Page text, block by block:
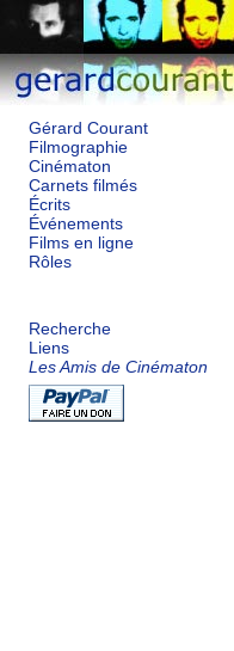
Gérard Courant
Filmographie
Cinématon
Carnets filmés
Écrits
Événements
Films en ligne
Rôles
Recherche
Liens
Les Amis de Cinématon